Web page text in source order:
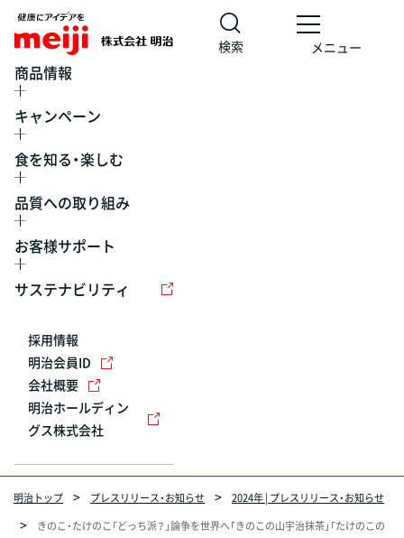
検索 メニュー
商品情報
キャンペーン
食を知る・楽しむ
品質への取り組み
お客様サポート
サステナビリティ
採用情報
明治会員ID
会社概要
明治ホールディン
グス株式会社
明治トップ プレスリリース・お知らせ
2024年 | プレスリリース・お知らせ
きのこ・たけのこ「どっち派？」論争を世界へ「きのこの山宇治抹茶」「たけのこの